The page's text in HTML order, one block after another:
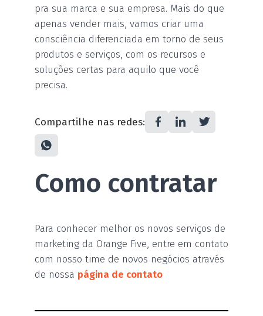
pra sua marca e sua empresa. Mais do que
apenas vender mais, vamos criar uma
consciência diferenciada em torno de seus
produtos e serviços, com os recursos e
soluções certas para aquilo que você
precisa.
Compartilhe nas redes:
Como contratar
Para conhecer melhor os novos serviços de
marketing da Orange Five, entre em contato
com nosso time de novos negócios através
de nossa página de contato